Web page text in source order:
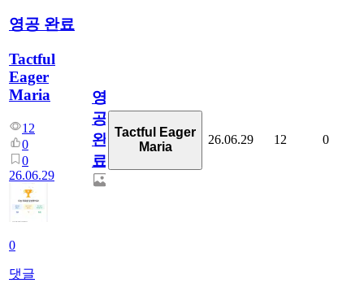
영공 완료
Tactful
Eager
Maria
12
0
0
26.06.29
0
댓글
영
공
완
료
Tactful Eager
Maria
26.06.29 12 0